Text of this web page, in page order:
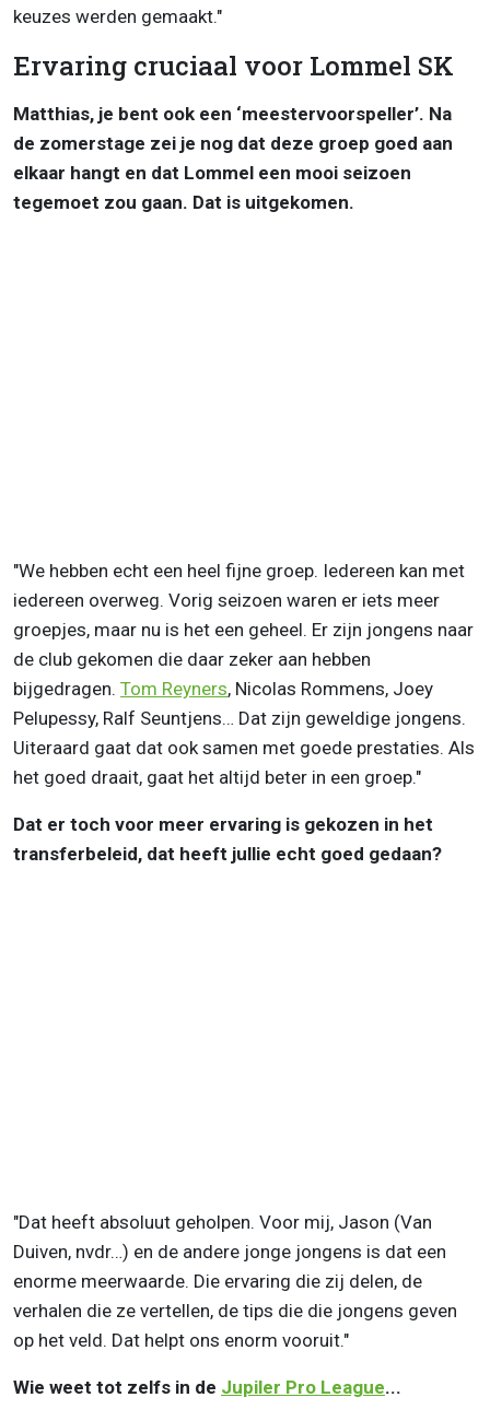
keuzes werden gemaakt."
Ervaring cruciaal voor Lommel SK
Matthias, je bent ook een ‘meestervoorspeller’. Na
de zomerstage zei je nog dat deze groep goed aan
elkaar hangt en dat Lommel een mooi seizoen
tegemoet zou gaan. Dat is uitgekomen.
"We hebben echt een heel fijne groep. Iedereen kan met
iedereen overweg. Vorig seizoen waren er iets meer
groepjes, maar nu is het een geheel. Er zijn jongens naar
de club gekomen die daar zeker aan hebben
bijgedragen. Tom Reyners, Nicolas Rommens, Joey
Pelupessy, Ralf Seuntjens… Dat zijn geweldige jongens.
Uiteraard gaat dat ook samen met goede prestaties. Als
het goed draait, gaat het altijd beter in een groep."
Dat er toch voor meer ervaring is gekozen in het
transferbeleid, dat heeft jullie echt goed gedaan?
"Dat heeft absoluut geholpen. Voor mij, Jason (Van
Duiven, nvdr…) en de andere jonge jongens is dat een
enorme meerwaarde. Die ervaring die zij delen, de
verhalen die ze vertellen, de tips die die jongens geven
op het veld. Dat helpt ons enorm vooruit."
Wie weet tot zelfs in de Jupiler Pro League...